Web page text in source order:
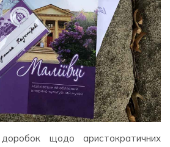
щодо аристократичних